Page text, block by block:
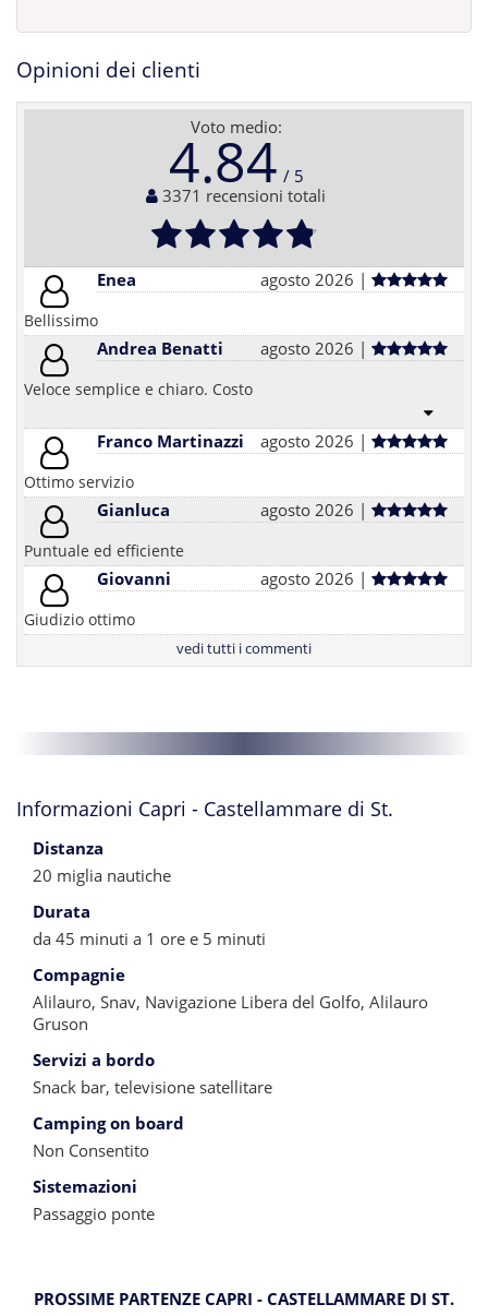
Opinioni dei clienti
Voto medio:
4.84
3371 recensioni totali
Enea agosto 2026 |
Bellissimo
Andrea Benatti agosto 2026 |
Veloce semplice e chiaro. Costo
Franco Martinazzi agosto 2026 |
Ottimo servizio
Gianluca agosto 2026 |
Puntuale ed efficiente
Giovanni agosto 2026 |
Giudizio ottimo
vedi tutti i commenti
Informazioni Capri - Castellammare di St.
Distanza
20 miglia nautiche
Durata
da 45 minuti a 1 ore e 5 minuti
Compagnie
Alilauro, Snav, Navigazione Libera del Golfo, Alilauro
Gruson
Servizi a bordo
Snack bar, televisione satellitare
Camping on board
Non Consentito
Sistemazioni
Passaggio ponte
PROSSIME PARTENZE CAPRI - CASTELLAMMARE DI ST.